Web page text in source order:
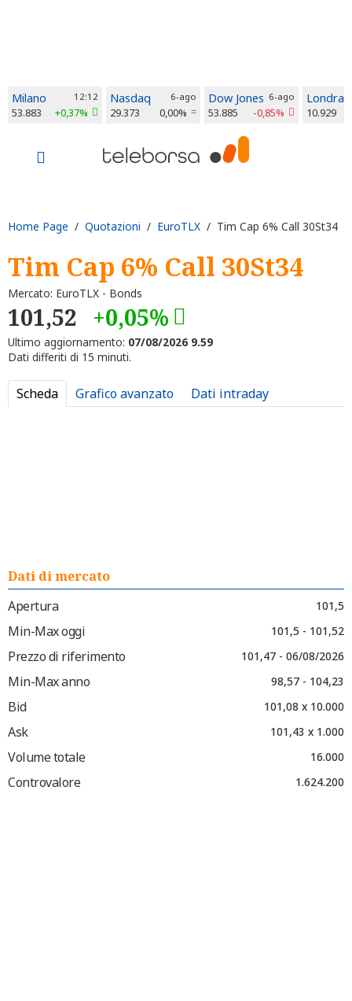
Milano 12:12
53.883 +0,37%
Nasdaq 6-ago
29.373 0,00%
Dow Jones 6-ago
53.885 -0,85%
Londra
10.929
Home Page / Quotazioni / EuroTLX / Tim Cap 6% Call 30St34
Tim Cap 6% Call 30St34
Mercato: EuroTLX - Bonds
101,52 +0,05%
Ultimo aggiornamento: 07/08/2026 9.59
Dati differiti di 15 minuti.
Scheda Grafico avanzato Dati intraday
Dati di mercato
Apertura
101,5
Min-Max oggi 101,5 - 101,52
Prezzo di riferimento 101,47 - 06/08/2026
Min-Max anno 98,57 - 104,23
Bid 101,08 x 10.000
Ask 101,43 x 1.000
Volume totale 16.000
Controvalore 1.624.200